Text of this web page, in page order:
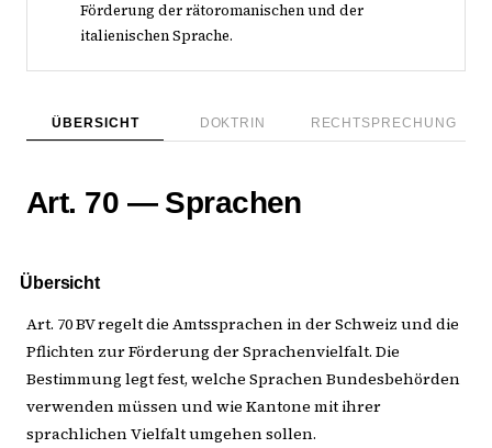
Förderung der rätoromanischen und der
italienischen Sprache.
ÜBERSICHT DOKTRIN RECHTSPRECHUNG
Art. 70 — Sprachen
Übersicht
Art. 70 BV regelt die Amtssprachen in der Schweiz und die
Pflichten zur Förderung der Sprachenvielfalt. Die
Bestimmung legt fest, welche Sprachen Bundesbehörden
verwenden müssen und wie Kantone mit ihrer
sprachlichen Vielfalt umgehen sollen.